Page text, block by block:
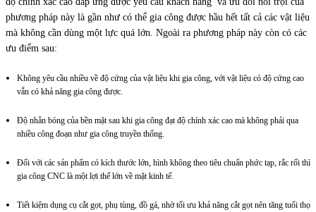
phương pháp này là gần như có thể gia công được hầu hết tất cả các vật liệu
mà không cần dùng một lực quá lớn. Ngoài ra phương pháp này còn có các
ưu điểm sau:
Không yêu cầu nhiều về độ cứng của vật liệu khi gia công, với vật liệu có độ cứng cao
vẫn có khả năng gia công được.
Độ nhẵn bóng của bền mặt sau khi gia công đạt độ chính xác cao mà không phải qua
nhiều công đoạn như gia công truyền thống.
Đối với các sản phẩm có kích thước lớn, hình không theo tiêu chuẩn phức tạp, rắc rối thì
gia công CNC là một lợi thế lớn về mặt kinh tế.
Tiết kiệm dụng cụ cắt gọt, phụ tùng, đồ gá, nhờ tối ưu khả năng cắt gọt nên tăng tuổi thọ